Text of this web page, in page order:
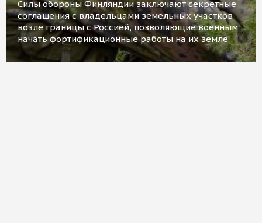
Силы обороны Финляндии заключают секретные
соглашения с владельцами земельных участков
возле границы с Россией, позволяющие военным
начать фортификационные работы на их земле